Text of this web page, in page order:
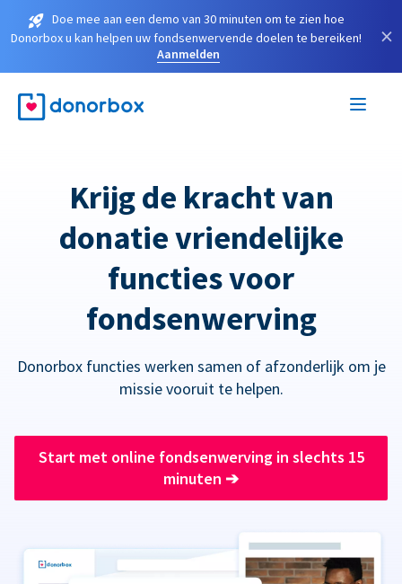
Doe mee aan een demo van 30 minuten om te zien hoe
Donorbox u kan helpen uw fondsenwervende doelen te bereiken!
Aanmelden
×
Krijg de kracht van
donatie vriendelijke
functies voor
fondsenwerving
Donorbox functies werken samen of afzonderlijk om je
missie vooruit te helpen.
Start met online fondsenwerving in slechts 15
minuten ➔